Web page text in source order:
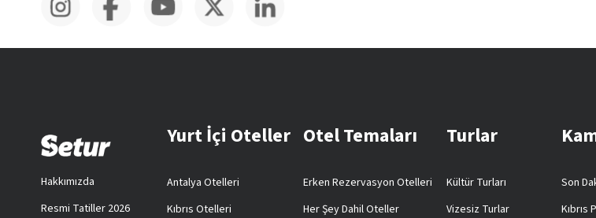
Hakkımızda
Resmi Tatiller 2026
Yurt İçi Oteller
Antalya Otelleri
Kıbrıs Otelleri
Otel Temaları
Erken Rezervasyon Otelleri
Her Şey Dahil Oteller
Turlar
Kültür Turları
Vizesiz Turlar
Son
Kıbrıs